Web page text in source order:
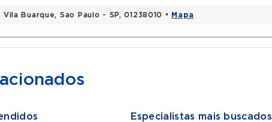
Vila Buarque, Sao Paulo - SP, 01238010 • Mapa
Especialistas mais buscados